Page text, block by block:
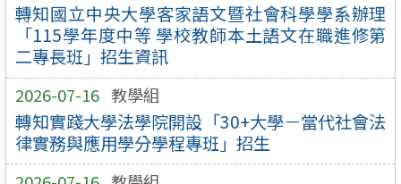
轉知國立中央大學客家語文暨社會科學學系辦理
「115學年度中等 學校教師本土語文在職進修第
二專長班」招生資訊
2026-07-16 教學組
轉知實踐大學法學院開設「30+大學－當代社會法
律實務與應用學分學程專班」招生